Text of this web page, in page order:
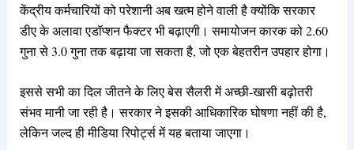
केंद्रीय कर्मचारियों को परेशानी अब खत्म होने वाली है क्योंकि सरकार
डीए के अलावा एडॉप्शन फैक्टर भी बढ़ाएगी। समायोजन कारक को 2.60
गुना से 3.0 गुना तक बढ़ाया जा सकता है, जो एक बेहतरीन उपहार होगा।
इससे सभी का दिल जीतने के लिए बेस सैलरी में अच्छी-खासी बढ़ोतरी
संभव मानी जा रही है। सरकार ने इसकी आधिकारिक घोषणा नहीं की है,
लेकिन जल्द ही मीडिया रिपोर्ट्स में यह बताया जाएगा।